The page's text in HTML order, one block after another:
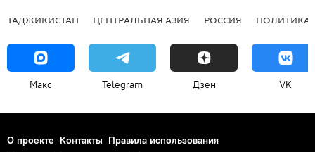
ТАДЖИКИСТАН ЦЕНТРАЛЬНАЯ АЗИЯ РОССИЯ ПОЛИТИКА
Макс Telegram Дзен VK
О проекте Контакты Правила использования